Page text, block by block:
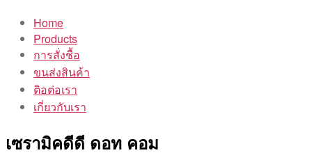
Home
Products
การสั่งชื้อ
ขนส่งสินค้า
ติอต่อเรา
เกี่ยวกับเรา
เซรามิคดีดี ดอท คอม